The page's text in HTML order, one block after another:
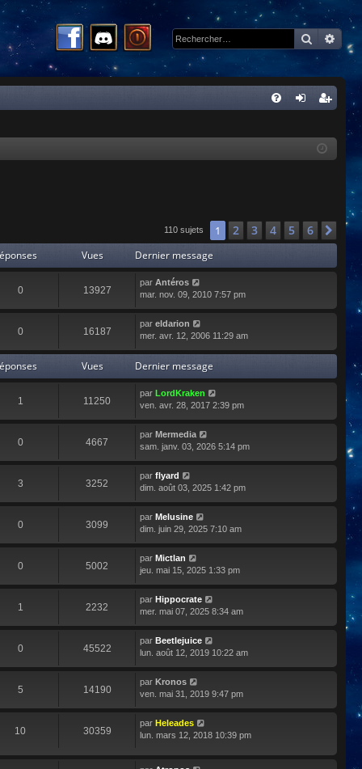
cri
110 sujets 1 2 3 4 5 6
Vues Dernier message
0 13927
par Antéros
mar. nov. 09, 2010 7:57 pm
0 16187
par eldarion
mer. avr. 12, 2006 11:29 am
Vues Dernier message
1 11250
par LordKraken
ven. avr. 28, 2017 2:39 pm
0 4667
par Mermedia
sam. janv. 03, 2026 5:14 pm
3 3252
par flyard
dim. août 03, 2025 1:42 pm
0 3099
par Melusine
dim. juin 29, 2025 7:10 am
0 5002
par Mictlan
jeu. mai 15, 2025 1:33 pm
1 2232
par Hippocrate
mer. mai 07, 2025 8:34 am
0 45522
par Beetlejuice
lun. août 12, 2019 10:22 am
5 14190
par Kronos
ven. mai 31, 2019 9:47 pm
10 30359
par Heleades
lun. mars 12, 2018 10:39 pm